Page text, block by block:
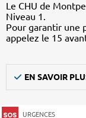
Le CHU de
Niveau 1.
Pour garantir une
appelez le 15
EN SAVOIR
URGENCES